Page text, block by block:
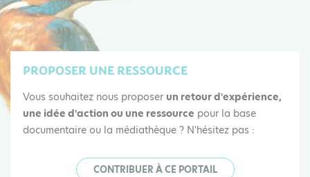
PROPOSER UNE RESSOURCE
Vous souhaitez nous proposer un retour d'expérience,
une idée d'action ou une ressource pour la base
documentaire ou la médiathèque ? N'hésitez pas :
CONTRIBUER À CE PORTAIL